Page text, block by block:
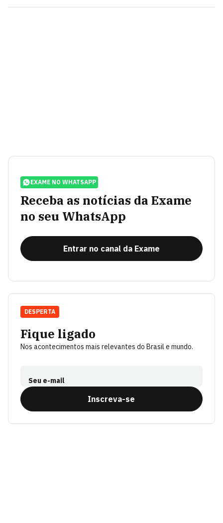
EXAME NO WHATSAPP
Receba as notícias da Exame
no seu WhatsApp
Entrar no canal da Exame
Fique ligado
Nos acontecimentos mais relevantes do Brasil e mundo.
Seu e-mail
Inscreva-se
DESPERTA